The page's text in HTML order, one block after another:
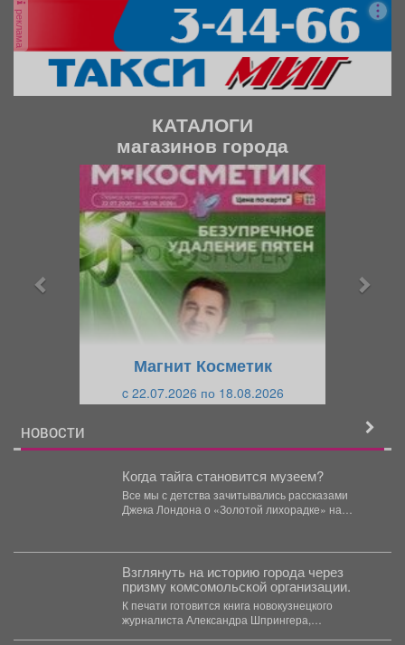
реклама
КАТАЛОГИ
магазинов города
Магнит Косметик
c 22.07.2026 по 18.08.2026
НОВОСТИ
Когда тайга становится музеем?
Все мы с детства зачитывались рассказами
Джека Лондона о «Золотой лихорадке» на
Взглянуть на историю города через
призму комсомольской организации.
К печати готовится книга новокузнецкого
журналиста Александра Шпрингера,